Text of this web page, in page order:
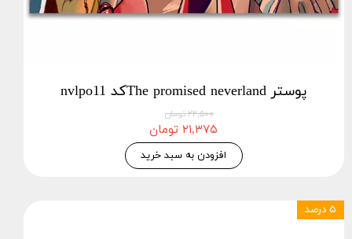
پوستر The promised neverlandکد nvlpo11
۲۲,۵۰۰ تومان
۲۱,۳۷۵ تومان
افزودن به سبد خرید
۵ درصد